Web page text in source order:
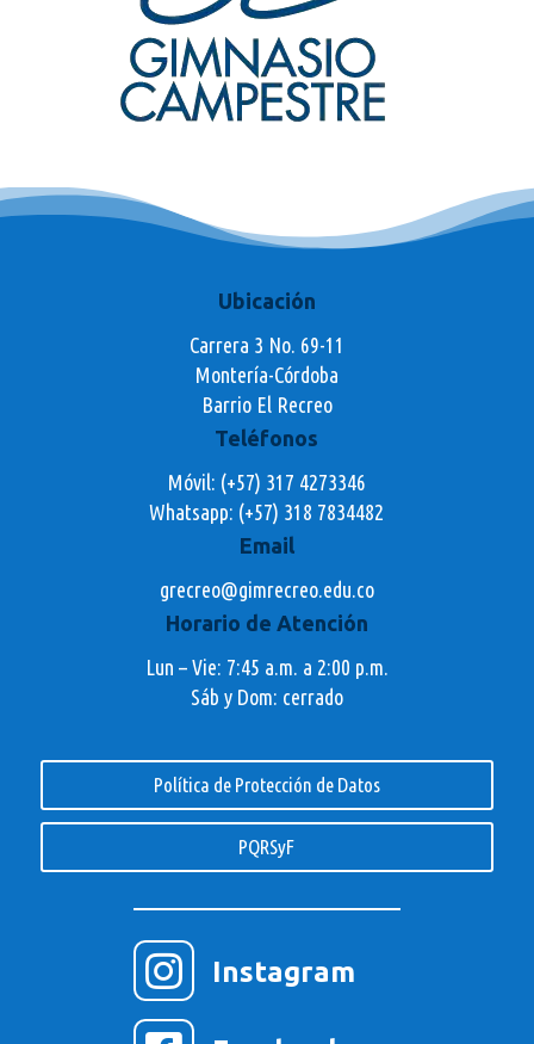
Ubicación
Carrera 3 No. 69-11
Montería-Córdoba
Barrio El Recreo
Teléfonos
Móvil: (+57) 317 4273346
Whatsapp: (+57) 318 7834482
Email
grecreo@gimrecreo.edu.co
Horario de Atención
Lun – Vie: 7:45 a.m. a 2:00 p.m.
Sáb y Dom: cerrado
Política de Protección de Datos
PQRSyF
 Instagram